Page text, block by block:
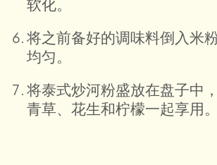
软化。
将之前备好的调味料倒入米
均匀。
将泰式炒河粉盛放在盘子中
青草、花生和柠檬一起享用。